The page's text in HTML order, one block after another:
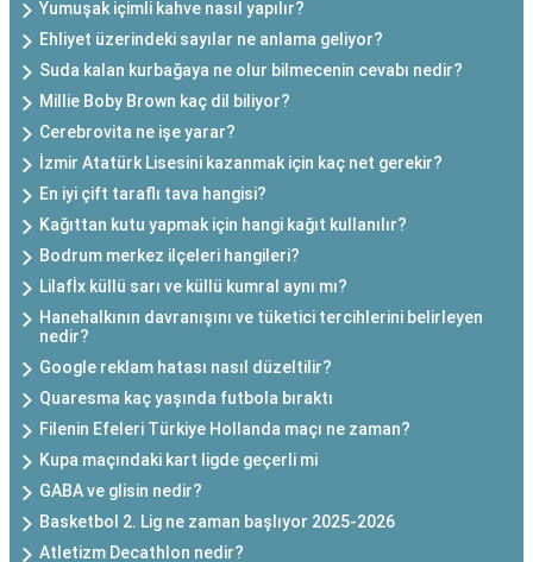
Yumuşak içimli kahve nasıl yapılır?
Ehliyet üzerindeki sayılar ne anlama geliyor?
Suda kalan kurbağaya ne olur bilmecenin cevabı nedir?
Millie Boby Brown kaç dil biliyor?
Cerebrovita ne işe yarar?
İzmir Atatürk Lisesini kazanmak için kaç net gerekir?
En iyi çift taraflı tava hangisi?
Kağıttan kutu yapmak için hangi kağıt kullanılır?
Bodrum merkez ilçeleri hangileri?
Lilafİx küllü sarı ve küllü kumral aynı mı?
Hanehalkının davranışını ve tüketici tercihlerini belirleyen
nedir?
Google reklam hatası nasıl düzeltilir?
Quaresma kaç yaşında futbola bıraktı
Filenin Efeleri Türkiye Hollanda maçı ne zaman?
Kupa maçındaki kart ligde geçerli mi
GABA ve glisin nedir?
Basketbol 2. Lig ne zaman başlıyor 2025-2026
Atletizm Decathlon nedir?